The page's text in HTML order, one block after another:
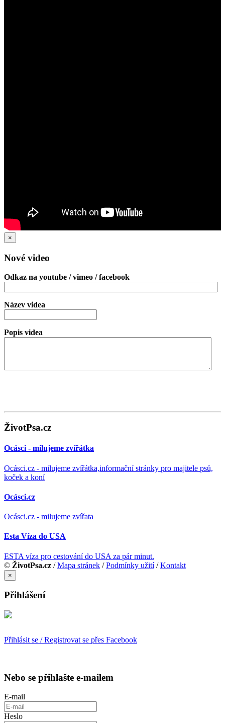
×
Nové video
Odkaz na youtube / vimeo / facebook
Název videa
Popis videa
ŽivotPsa.cz
Ocásci - milujeme zvířátka
Ocásci.cz - milujeme zvířátka,informační stránky pro majitele psů,
koček a koní
Ocásci.cz
Ocásci.cz - milujeme zvířata
Esta Víza do USA
ESTA víza pro cestování do USA za pár minut.
© ŽivotPsa.cz /Mapa stránek /Podmínky užití/Kontakt
×
Přihlášení
Přihlásit se / Registrovat se přes Facebook
Nebo se přihlašte e-mailem
E-mail
Heslo